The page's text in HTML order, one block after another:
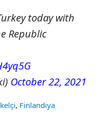
today with
Republic
October 22, 2021
, Finlandiya